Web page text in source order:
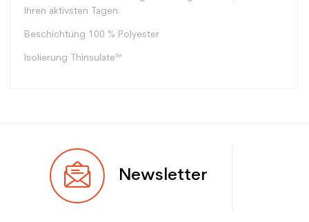
Ihren aktivsten Tagen.
Beschichtung 100 % Polyester
Isolierung Thinsulate™
Benutzer
Ebene Mächtig
Newsletter